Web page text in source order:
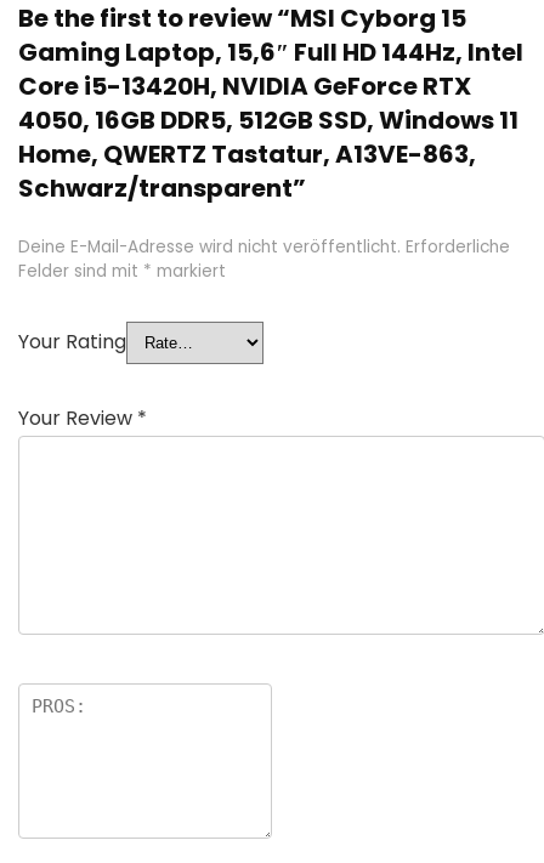
Be the first to review “MSI Cyborg 15
Gaming Laptop, 15,6″ Full HD 144Hz, Intel
Core i5-13420H, NVIDIA GeForce RTX
4050, 16GB DDR5, 512GB SSD, Windows 11
Home, QWERTZ Tastatur, A13VE-863,
Schwarz/transparent”
Deine E-Mail-Adresse wird nicht veröffentlicht. Erforderliche
Felder sind mit * markiert
Your Rating
Your Review *